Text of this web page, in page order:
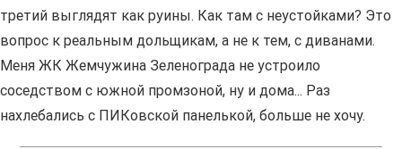
третий выглядят как руины. Как там с неустойками? Это
вопрос к реальным дольщикам, а не к тем, с диванами.
Меня ЖК Жемчужина Зеленограда не устроило
соседством с южной промзоной, ну и дома... Раз
нахлебались с ПИКовской панелькой, больше не хочу.